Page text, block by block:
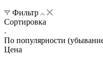
Фильтр
Сортировка
По популярности
Цена